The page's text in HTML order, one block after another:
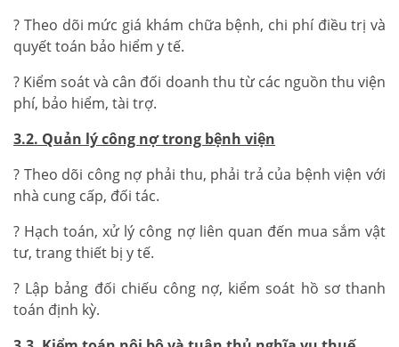
? Theo dõi mức giá khám chữa bệnh, chi phí điều trị và
quyết toán bảo hiểm y tế.
? Kiểm soát và cân đối doanh thu từ các nguồn thu viện
phí, bảo hiểm, tài trợ.
3.2. Quản lý công nợ trong bệnh viện
? Theo dõi công nợ phải thu, phải trả của bệnh viện với
nhà cung cấp, đối tác.
? Hạch toán, xử lý công nợ liên quan đến mua sắm vật
tư, trang thiết bị y tế.
? Lập bảng đối chiếu công nợ, kiểm soát hồ sơ thanh
toán định kỳ.